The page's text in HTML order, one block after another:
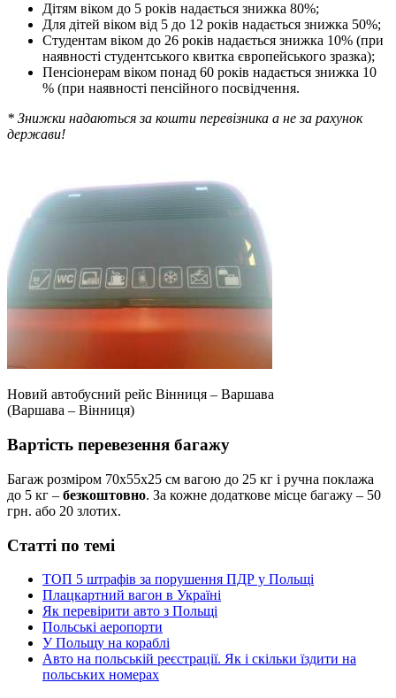
Дітям віком до 5 років надається знижка 80%;
Для дітей віком від 5 до 12 років надається знижка 50%;
Студентам віком до 26 років надається знижка 10% (при
наявності студентського квитка європейського зразка);
Пенсіонерам віком понад 60 років надається знижка 10
% (при наявності пенсійного посвідчення.
* Знижки надаються за кошти перевізника а не за рахунок
держави!
Новий автобусний рейс Вінниця – Варшава
(Варшава – Вінниця)
Вартість перевезення багажу
Багаж розміром 70х55х25 см вагою до 25 кг і ручна поклажа
до 5 кг – безкоштовно. За кожне додаткове місце багажу – 50
грн. або 20 злотих.
Статті по темі
ТОП 5 штрафів за порушення ПДР у Польщі
Плацкартний вагон в Україні
Як перевірити авто з Польщі
Польські аеропорти
У Польщу на кораблі
Авто на польській реєстрації. Як і скільки їздити на
польських номерах